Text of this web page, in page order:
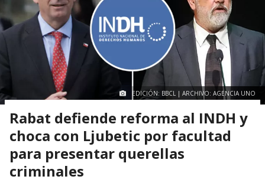
EDICIÓN: BBCL | ARCHIVO: AGENCIA UNO
Rabat defiende reforma al INDH y
choca con Ljubetic por facultad
para presentar querellas
criminales